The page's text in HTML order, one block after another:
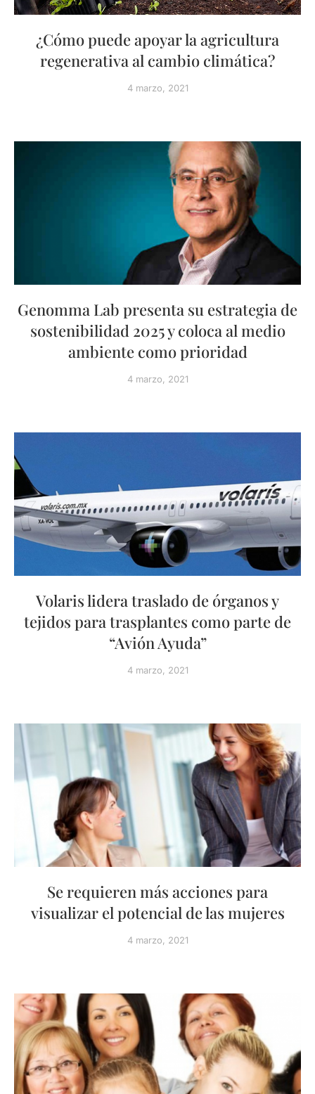
¿Cómo puede apoyar la agricultura
regenerativa al cambio climática?
4 marzo, 2021
Genomma Lab presenta su estrategia de
sostenibilidad 2025 y coloca al medio
ambiente como prioridad
4 marzo, 2021
Volaris lidera traslado de órganos y
tejidos para trasplantes como parte de
“Avión Ayuda”
4 marzo, 2021
Se requieren más acciones para
visualizar el potencial de las mujeres
4 marzo, 2021